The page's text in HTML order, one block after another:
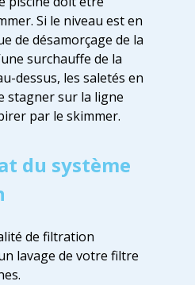
Si le niveau est en
de désamorçage de la
surchauffe de la
dessus, les saletés en
stagner sur la ligne
par le skimmer.
du système
de filtration
lavage de votre filtre